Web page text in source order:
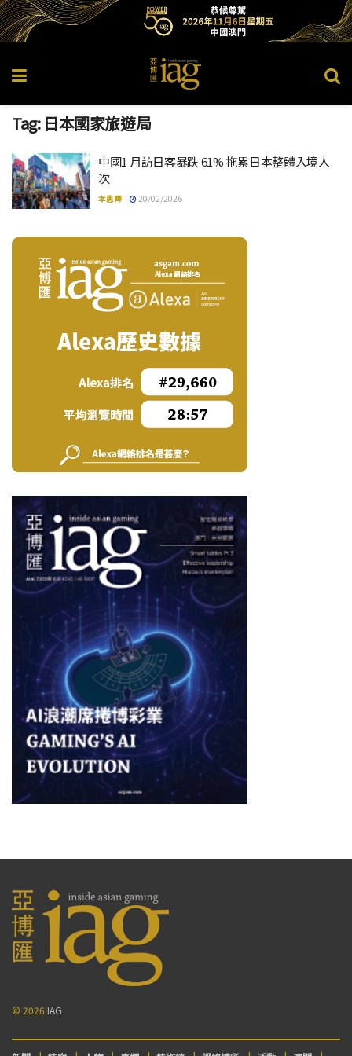
Tag: 日本國家旅遊局
中國1 月訪日客暴跌 61% 拖累日本整體入境人
次
本思齊 20/02/2026
© 2026 IAG